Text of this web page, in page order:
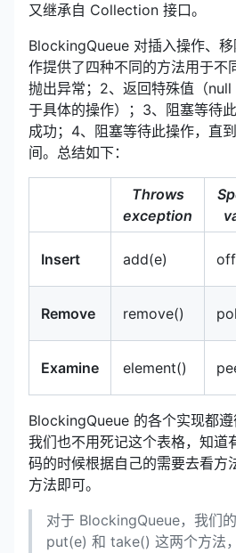
又继承自 Collection 接口。
BlockingQueue 对插入操作、
作提供了四种不同的方法用于不
抛出异常；2、返回特殊值（
于具体的操作）；3、阻塞等待
成功；4、阻塞等待此操作，直
间。总结如下：
Throws
exception
Insert add(e)
Remove remove()
Examine element()
BlockingQueue 的各个实现都
我们也不用死记这个表格，知道
码的时候根据自己的需要去看方
方法即可。
对于 BlockingQueue，我们
put(e) 和 take() 这两个方法